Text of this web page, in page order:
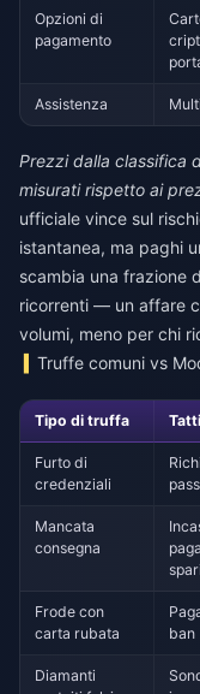
Opzioni di
pagamento
Assistenza
Prezzi dalla classifica
misurati rispetto ai
ufficiale vince sul
istantanea, ma paghi
scambia una frazione
ricorrenti — un affare
volumi, meno per chi
Truffe comuni vs
Tipo di truffa
Furto di
credenziali
Mancata
consegna
Frode con
carta rubata
ban
Diamanti